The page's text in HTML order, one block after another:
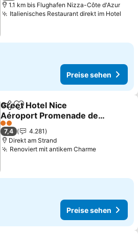
1.1 km bis Flughafen Nizza-Côte d'Azur
Italienisches Restaurant direkt im Hotel
Preise sehen
TeilenZu Favoriten hinzufügen
Greet Hotel Nice
Aéroport Promenade des
Anglais
Preise sehen
2 Sterne
7,4
4.281
Direkt am Strand
Renoviert mit antikem CharmePreise
Preise sehen